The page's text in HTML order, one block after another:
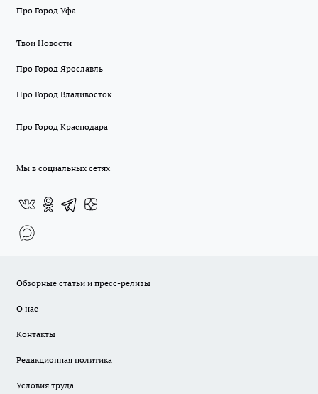
Про Город Уфа
Твои Новости
Про Город Ярославль
Про Город Владивосток
Про Город Краснодара
Мы в социальных сетях
Обзорные статьи и пресс-релизы
О нас
Контакты
Редакционная политика
Условия труда